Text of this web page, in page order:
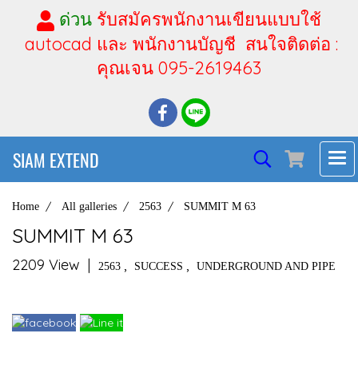
ด่วน รับสมัครพนักงานเขียนแบบใช้
autocad และ พนักงานบัญชี สนใจติดต่อ :
คุณเจน 095-2619463
SIAM EXTEND
Home All galleries 2563 SUMMIT M 63
SUMMIT M 63
2209 View | 2563 , SUCCESS , UNDERGROUND AND PIPE